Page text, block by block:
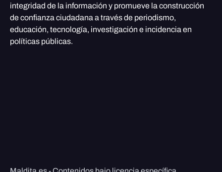
integridad de la información y promueve la construcción
de confianza ciudadana a través de periodismo,
educación, tecnología, investigación e incidencia en
políticas públicas.